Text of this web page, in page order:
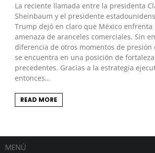
La reciente llamada entre la presidenta
Sheinbaum y el presidente
Trump dejó en claro que México enfrenta
amenaza de aranceles comerciales. Sin
diferencia de otros momentos de presión
se encuentra en una posición de
precedentes. Gracias a la estrategia
entonces…
READ MORE
MENÚ